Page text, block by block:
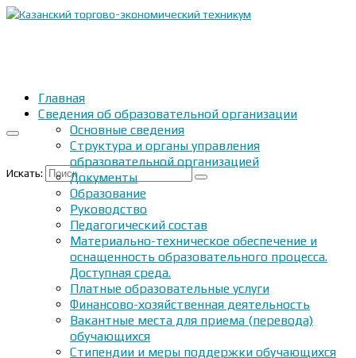
Искать:
Главная
Сведения об образовательной организации
Основные сведения
Структура и органы управления
образовательной организацией
Документы
Образование
Руководство
Педагогический состав
Материально-техническое обеспечение и
оснащенность образовательного процесса.
Доступная среда.
Платные образовательные услуги
Финансово-хозяйственная деятельность
Вакантные места для приема (перевода)
обучающихся
Стипендии и меры поддержки обучающихся